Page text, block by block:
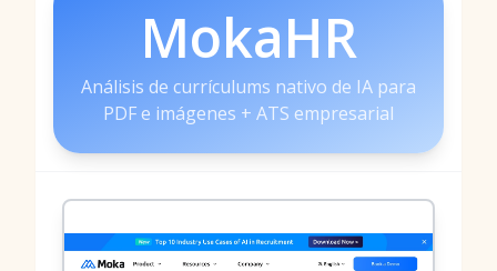
MokaHR
Análisis de currículums nativo de IA para
PDF e imágenes + ATS empresarial